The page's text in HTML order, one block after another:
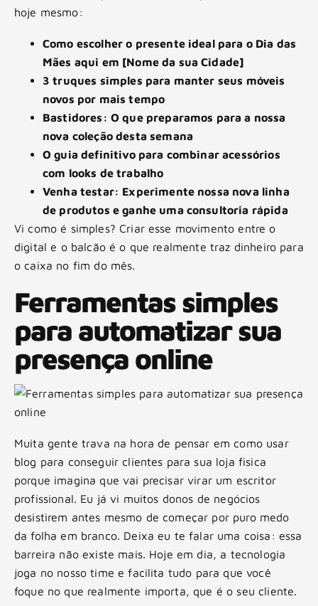
hoje mesmo:
Como escolher o presente ideal para o Dia das
Mães aqui em [Nome da sua Cidade]
3 truques simples para manter seus móveis
novos por mais tempo
Bastidores: O que preparamos para a nossa
nova coleção desta semana
O guia definitivo para combinar acessórios
com looks de trabalho
Venha testar: Experimente nossa nova linha
de produtos e ganhe uma consultoria rápida
Vi como é simples? Criar esse movimento entre o
digital e o balcão é o que realmente traz dinheiro para
o caixa no fim do mês.
Ferramentas simples
para automatizar sua
presença online
Muita gente trava na hora de pensar em como usar
blog para conseguir clientes para sua loja fisica
porque imagina que vai precisar virar um escritor
profissional. Eu já vi muitos donos de negócios
desistirem antes mesmo de começar por puro medo
da folha em branco. Deixa eu te falar uma coisa: essa
barreira não existe mais. Hoje em dia, a tecnologia
joga no nosso time e facilita tudo para que você
foque no que realmente importa, que é o seu cliente.